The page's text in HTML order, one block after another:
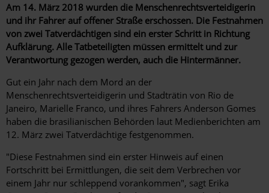
Am 14. März 2018 wurden die Menschenrechtsverteidigerin
und ihr Fahrer auf offener Straße erschossen. Die Festnahmen
von zwei Tatverdächtigen sind ein erster Schritt in Richtung
Aufklärung. Alle Tatbeteiligten müssen ermittelt und zur
Verantwortung gezogen werden, auch die Hintermänner.
Gut ein Jahr nach dem Mord an der
Menschenrechtsverteidigerin und Stadträtin von Rio de
Janeiro, Marielle Franco, und ihres Fahrers Anderson Gomes
haben die brasilianischen Behörden laut Medienberichten am
12. März zwei Tatverdächtige festgenommen.
"Diese Festnahmen sind ein erster Hinweis auf einen
Fortschritt bei Ermittlungen, die seit dem Verbrechen vor
einem Jahr nur schleppend vorankommen", sagt Erika